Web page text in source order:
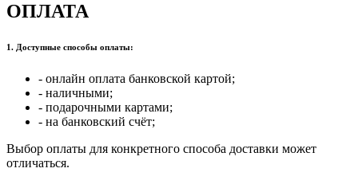
ОПЛАТА
1. Доступные способы оплаты:
- онлайн оплата банковской картой;
- наличными;
- подарочными картами;
- на банковский счёт;
Выбор оплаты для конкретного способа доставки может
отличаться.